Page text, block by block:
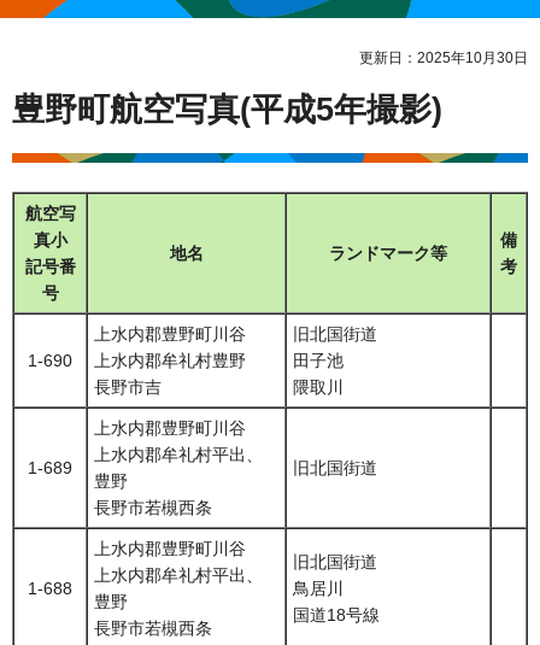
更新日：2025年10月30日
豊野町航空写真(平成5年撮影)
航空写
真小
記号番
号
地名 ランドマーク等
備
考
1-690
上水内郡豊野町川谷
上水内郡牟礼村豊野
長野市吉
旧北国街道
田子池
隈取川
1-689
上水内郡豊野町川谷
上水内郡牟礼村平出、
豊野
長野市若槻西条
旧北国街道
1-688
上水内郡豊野町川谷
上水内郡牟礼村平出、
豊野
長野市若槻西条
旧北国街道
鳥居川
国道18号線